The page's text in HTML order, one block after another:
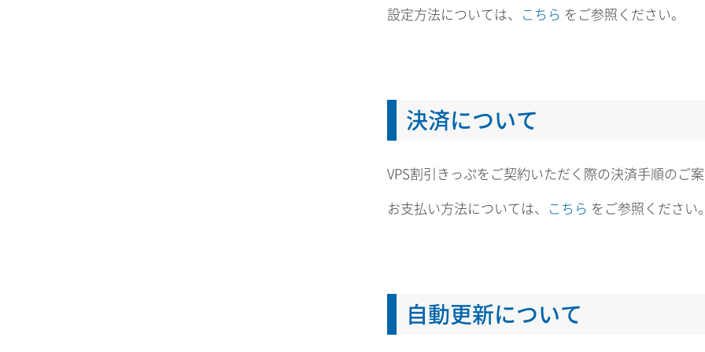
設定方法については、
こちら をご参照ください。
決済について
VPS割引きっぷをご契約いただく際の決済手順のご案
お支払い方法については、
こちら をご参照ください。
自動更新について